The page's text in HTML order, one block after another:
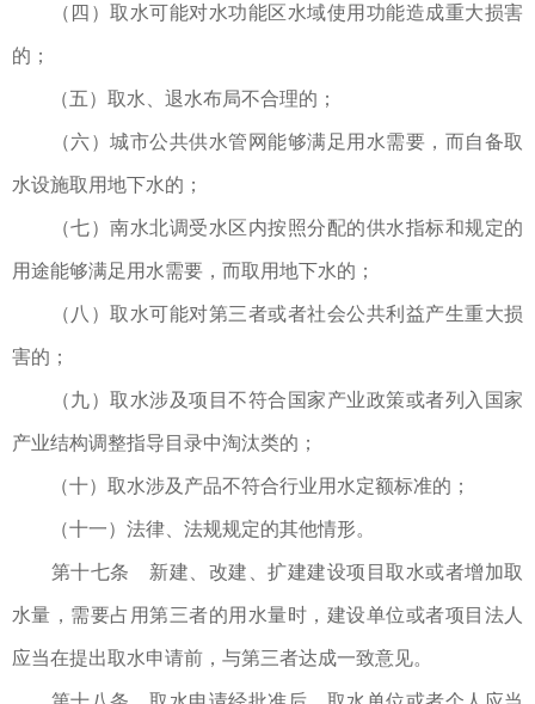
（四）取水可能对水功能区水域使用功能造成重大损害
的；
（五）取水、退水布局不合理的；
（六）城市公共供水管网能够满足用水需要，而自备取
水设施取用地下水的；
（七）南水北调受水区内按照分配的供水指标和规定的
用途能够满足用水需要，而取用地下水的；
（八）取水可能对第三者或者社会公共利益产生重大损
害的；
（九）取水涉及项目不符合国家产业政策或者列入国家
产业结构调整指导目录中淘汰类的；
（十）取水涉及产品不符合行业用水定额标准的；
（十一）法律、法规规定的其他情形。
第十七条 新建、改建、扩建建设项目取水或者增加取
水量，需要占用第三者的用水量时，建设单位或者项目法人
应当在提出取水申请前，与第三者达成一致意见。